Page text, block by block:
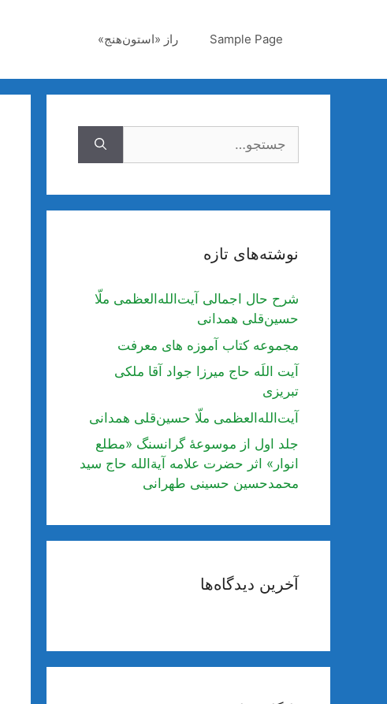
Sample Page راز «استون‌هنج»
نوشته‌های تازه
شرح حال اجمالی آیت‌الله‌العظمی ملّا
حسین‌قلی همدانی
مجموعه کتاب آموزه های معرفت
آیت اللَه حاج میرزا جواد آقا ملکی
تبریزی
آیت‌الله‌العظمی ملّا حسین‌قلی همدانی
جلد اول از موسوعۀ گرانسنگ «مطلع
انوار» اثر حضرت علامه آیة‌الله حاج سید
محمدحسین حسینی طهرانی
آخرین دیدگاه‌ها